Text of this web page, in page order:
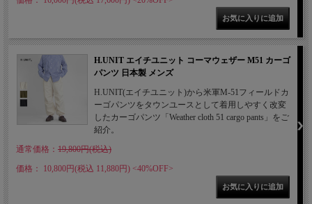
H.UNIT エイチユニット コーマウェザー M51 カーゴ
パンツ 日本製 メンズ
H.UNIT(エイチユニット)から米軍M-51フィールドカ
ーゴパンツをタウンユースとして着用しやすく改変
したカーゴパンツ「Weather cloth 51 cargo pants」をご
紹介。
通常価格： 19,800円(税込)
価格： 10,800円(税込 11,880円) <40%OFF>